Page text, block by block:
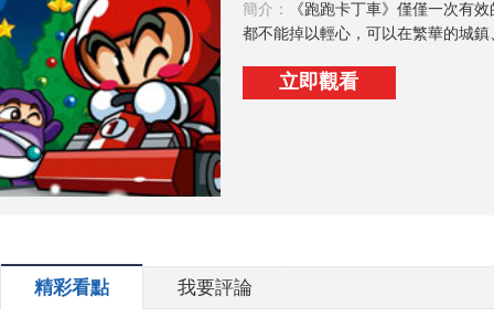
簡介：
《跑跑卡丁車》僅僅一次有
都不能掉以輕心，可以在繁華的城
立即觀看
精彩看點 我要評論